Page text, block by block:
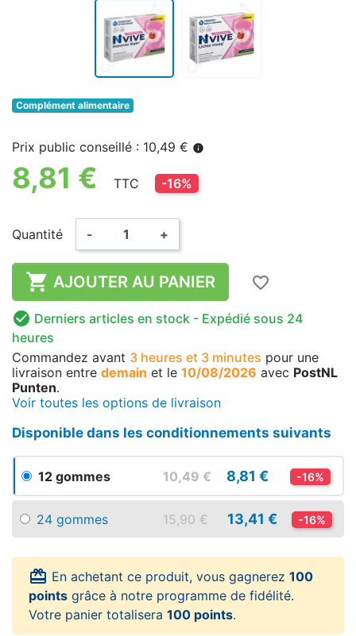
Complément alimentaire
Prix public conseillé : 10,49 € info
8,81 € TTC -16%
Quantité - +
 AJOUTER AU PANIER
favorite_border
 Derniers articles en stock - Expédié sous 24
heures
Commandez avant 3 heures et 3 minutes pour une
livraison entre demain et le 10/08/2026 avec PostNL
Punten.
Voir toutes les options de livraison
Disponible dans les conditionnements suivants
12 gommes 10,49 € 8,81 € -16%
24 gommes 15,90 € 13,41 € -16%
card_giftcard En achetant ce produit, vous gagnerez 100
points grâce à notre programme de fidélité.
Votre panier totalisera 100 points.